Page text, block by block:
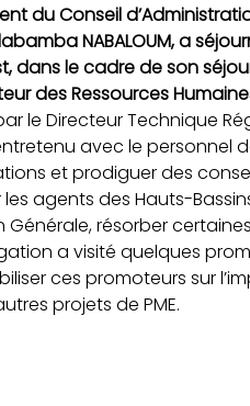
du Conseil
NABALOUM, a
dans le cadre de son
des Ressources
le Directeur Technique
avec le
et prodiguer des
agents des Hauts-
résorber certaines
a visité quelques
ces promoteurs sur
projets de PME.